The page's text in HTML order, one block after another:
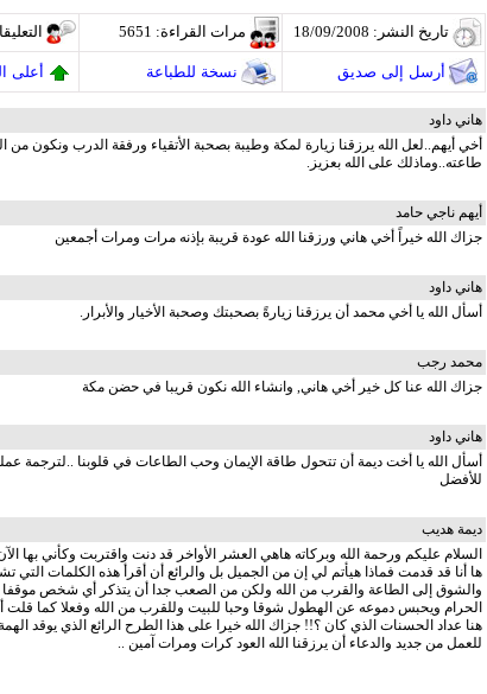
مرات القراءة: 5651 تاريخ النشر: 18/09/2008
أعلى نسخة للطباعة أرسل إلى صديق
هاني داود
أخي أيهم..لعل الله يرزقنا زيارة لمكة وطيبة بصحبة الأتقياء ورفقة الدرب ونكون من
طاعته..وماذلك على الله بعزيز.
أيهم ناجي حامد
جزاك الله خيراً أخي هاني ورزقنا الله عودة قريبة بإذنه مرات ومرات أجمعين
هاني داود
أسأل الله يا أخي محمد أن يرزقنا زيارةً بصحبتك وصحبة الأخيار والأبرار.
محمد رجب
جزاك الله عنا كل خير أخي هاني, وانشاء الله نكون قريبا في حضن مكة
هاني داود
أسأل الله يا أخت ديمة أن تتحول طاقة الإيمان وحب الطاعات في قلوبنا ..لترجمة
للأفضل
ديمة هديب
السلام عليكم ورحمة الله وبركاته هاهي العشر الأواخر قد دنت واقتربت وكأني بها
ها أنا قد قدمت فماذا هيأتم لي إن من الجميل بل والرائع أن أقرأ هذه الكلمات التي
والشوق إلى الطاعة والقرب من الله ولكن من الصعب جدا أن يتذكر أي شخص
الحرام ويحبس دموعه عن الهطول شوقا وحبا للبيت وللقرب من الله وفعلا كما قلت
هنا عداد الحسنات الذي كان ؟!! جزاك الله خيرا على هذا الطرح الرائع الذي يوقد
للعمل من جديد والدعاء أن يرزقنا الله العود كرات ومرات آمين ..